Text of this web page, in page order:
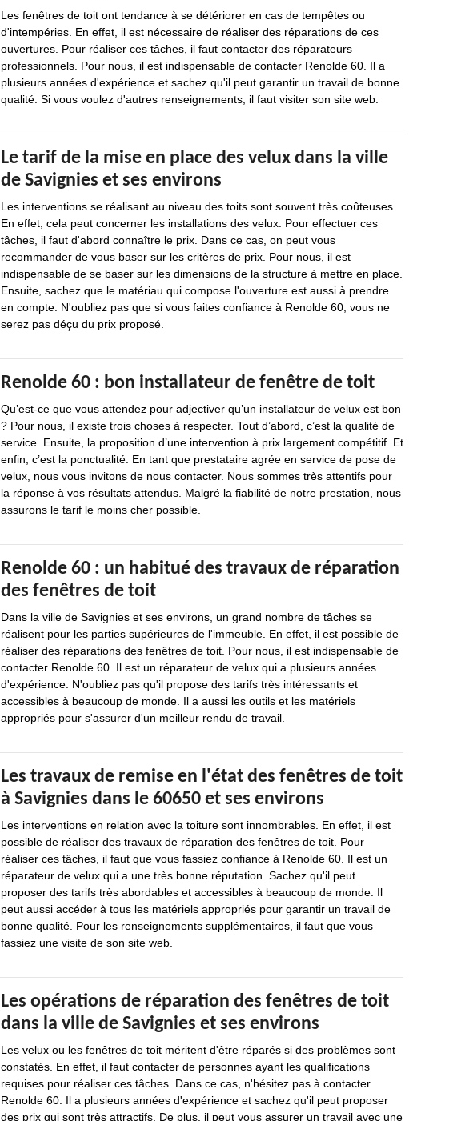
Les fenêtres de toit ont tendance à se détériorer en cas de tempêtes ou
d'intempéries. En effet, il est nécessaire de réaliser des réparations de ces
ouvertures. Pour réaliser ces tâches, il faut contacter des réparateurs
professionnels. Pour nous, il est indispensable de contacter Renolde 60. Il a
plusieurs années d'expérience et sachez qu'il peut garantir un travail de bonne
qualité. Si vous voulez d'autres renseignements, il faut visiter son site web.
Le tarif de la mise en place des velux dans la ville
de Savignies et ses environs
Les interventions se réalisant au niveau des toits sont souvent très coûteuses.
En effet, cela peut concerner les installations des velux. Pour effectuer ces
tâches, il faut d'abord connaître le prix. Dans ce cas, on peut vous
recommander de vous baser sur les critères de prix. Pour nous, il est
indispensable de se baser sur les dimensions de la structure à mettre en place.
Ensuite, sachez que le matériau qui compose l'ouverture est aussi à prendre
en compte. N'oubliez pas que si vous faites confiance à Renolde 60, vous ne
serez pas déçu du prix proposé.
Renolde 60 : bon installateur de fenêtre de toit
Qu’est-ce que vous attendez pour adjectiver qu’un installateur de velux est bon
? Pour nous, il existe trois choses à respecter. Tout d’abord, c’est la qualité de
service. Ensuite, la proposition d’une intervention à prix largement compétitif. Et
enfin, c’est la ponctualité. En tant que prestataire agrée en service de pose de
velux, nous vous invitons de nous contacter. Nous sommes très attentifs pour
la réponse à vos résultats attendus. Malgré la fiabilité de notre prestation, nous
assurons le tarif le moins cher possible.
Renolde 60 : un habitué des travaux de réparation
des fenêtres de toit
Dans la ville de Savignies et ses environs, un grand nombre de tâches se
réalisent pour les parties supérieures de l'immeuble. En effet, il est possible de
réaliser des réparations des fenêtres de toit. Pour nous, il est indispensable de
contacter Renolde 60. Il est un réparateur de velux qui a plusieurs années
d'expérience. N'oubliez pas qu'il propose des tarifs très intéressants et
accessibles à beaucoup de monde. Il a aussi les outils et les matériels
appropriés pour s'assurer d'un meilleur rendu de travail.
Les travaux de remise en l'état des fenêtres de toit
à Savignies dans le 60650 et ses environs
Les interventions en relation avec la toiture sont innombrables. En effet, il est
possible de réaliser des travaux de réparation des fenêtres de toit. Pour
réaliser ces tâches, il faut que vous fassiez confiance à Renolde 60. Il est un
réparateur de velux qui a une très bonne réputation. Sachez qu'il peut
proposer des tarifs très abordables et accessibles à beaucoup de monde. Il
peut aussi accéder à tous les matériels appropriés pour garantir un travail de
bonne qualité. Pour les renseignements supplémentaires, il faut que vous
fassiez une visite de son site web.
Les opérations de réparation des fenêtres de toit
dans la ville de Savignies et ses environs
Les velux ou les fenêtres de toit méritent d'être réparés si des problèmes sont
constatés. En effet, il faut contacter de personnes ayant les qualifications
requises pour réaliser ces tâches. Dans ce cas, n'hésitez pas à contacter
Renolde 60. Il a plusieurs années d'expérience et sachez qu'il peut proposer
des prix qui sont très attractifs. De plus, il peut vous assurer un travail avec une